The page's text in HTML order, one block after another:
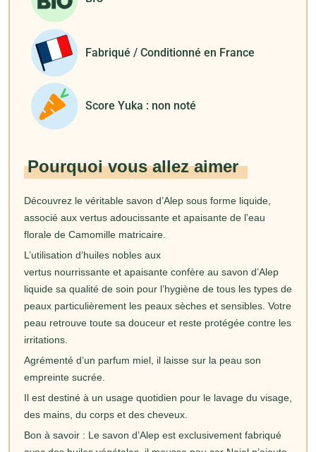
Fabriqué / Conditionné en France
Score Yuka : non noté
Pourquoi vous allez aimer
Découvrez le véritable savon d’Alep sous forme liquide,
associé aux vertus adoucissante et apaisante de l’eau
florale de Camomille matricaire.
L’utilisation d’huiles nobles aux
vertus nourrissante et apaisante confère au savon d’Alep
liquide sa qualité de soin pour l’hygiène de tous les types de
peaux particulièrement les peaux sèches et sensibles. Votre
peau retrouve toute sa douceur et reste protégée contre les
irritations.
Agrémenté d’un parfum miel, il laisse sur la peau son
empreinte sucrée.
Il est destiné à un usage quotidien pour le lavage du visage,
des mains, du corps et des cheveux.
Bon à savoir : Le savon d’Alep est exclusivement fabriqué